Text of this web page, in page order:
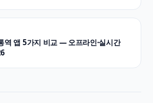
역 앱 5가지 비교 — 오프라인·실시간